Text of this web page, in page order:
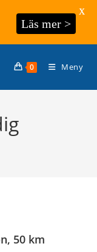
0 Meny
50 km
Läs mer >
X